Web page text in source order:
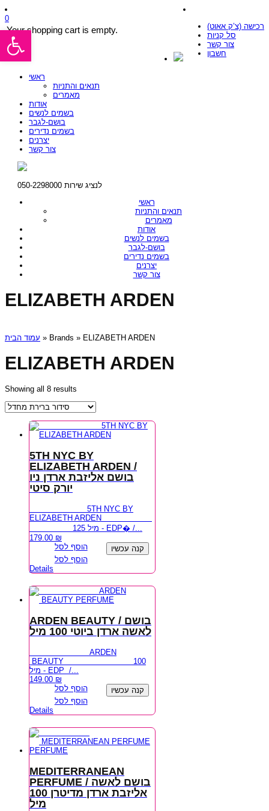
רכישה (צ’ק אאוט)
סל קניות
צור קשר
חשבון
0
Your shopping cart is empty.
ראשי
תנאים והתניות
מאמרים
אודות
בשמים לנשים
בושם-לגבר
בשמים נדירים
יצרנים
צור קשר
לנציג שירות 050-2298000
ראשי
תנאים והתניות
מאמרים
אודות
בשמים לנשים
בושם-לגבר
בשמים נדירים
יצרנים
צור קשר
ELIZABETH ARDEN
עמוד הבית » Brands » ELIZABETH ARDEN
ELIZABETH ARDEN
Showing all 8 results
5TH NYC BY
ELIZABETH ARDEN /
בושם אליזבת ארדן ניו
יורק סיטי
5TH NYC BY
ELIZABETH ARDEN
125 מיל - EDP� /...
179.00 ₪
הוסף לסל
קנה עכשיו
הוסף לסל
Details
ARDEN BEAUTY / בושם
לאשה ארדן ביוטי 100 מיל
ARDEN
BEAUTY 100
מיל - EDP /...
149.00 ₪
הוסף לסל
קנה עכשיו
הוסף לסל
Details
MEDITERRANEAN
PERFUME / בושם לאשה
אליזבת ארדן מדיטרן 100
מיל
פתח סרגל נגישות